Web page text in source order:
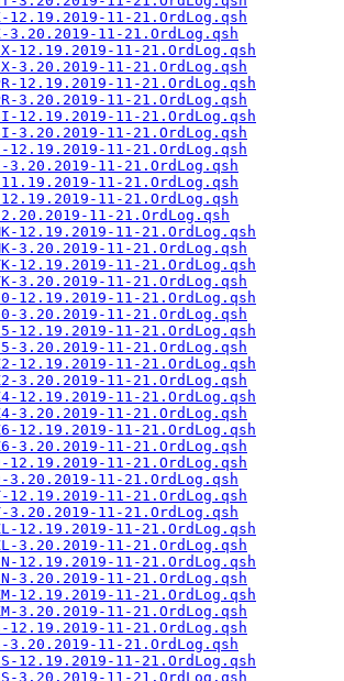
12.19.2019-11-21.OrdLog.qsh
3.20.2019-11-21.OrdLog.qsh
12.19.2019-11-21.OrdLog.qsh
3.20.2019-11-21.OrdLog.qsh
12.19.2019-11-21.OrdLog.qsh
3.20.2019-11-21.OrdLog.qsh
12.19.2019-11-21.OrdLog.qsh
3.20.2019-11-21.OrdLog.qsh
12.19.2019-11-21.OrdLog.qsh
3.20.2019-11-21.OrdLog.qsh
11-21.OrdLog.qsh
11-21.OrdLog.qsh
11-21.OrdLog.qsh
12.19.2019-11-21.OrdLog.qsh
3.20.2019-11-21.OrdLog.qsh
12.19.2019-11-21.OrdLog.qsh
3.20.2019-11-21.OrdLog.qsh
12.19.2019-11-21.OrdLog.qsh
3.20.2019-11-21.OrdLog.qsh
12.19.2019-11-21.OrdLog.qsh
3.20.2019-11-21.OrdLog.qsh
12.19.2019-11-21.OrdLog.qsh
3.20.2019-11-21.OrdLog.qsh
12.19.2019-11-21.OrdLog.qsh
3.20.2019-11-21.OrdLog.qsh
12.19.2019-11-21.OrdLog.qsh
3.20.2019-11-21.OrdLog.qsh
12.19.2019-11-21.OrdLog.qsh
3.20.2019-11-21.OrdLog.qsh
12.19.2019-11-21.OrdLog.qsh
3.20.2019-11-21.OrdLog.qsh
12.19.2019-11-21.OrdLog.qsh
3.20.2019-11-21.OrdLog.qsh
12.19.2019-11-21.OrdLog.qsh
3.20.2019-11-21.OrdLog.qsh
12.19.2019-11-21.OrdLog.qsh
3.20.2019-11-21.OrdLog.qsh
12.19.2019-11-21.OrdLog.qsh
3.20.2019-11-21.OrdLog.qsh
12.19.2019-11-21.OrdLog.qsh
3.20.2019-11-21.OrdLog.qsh